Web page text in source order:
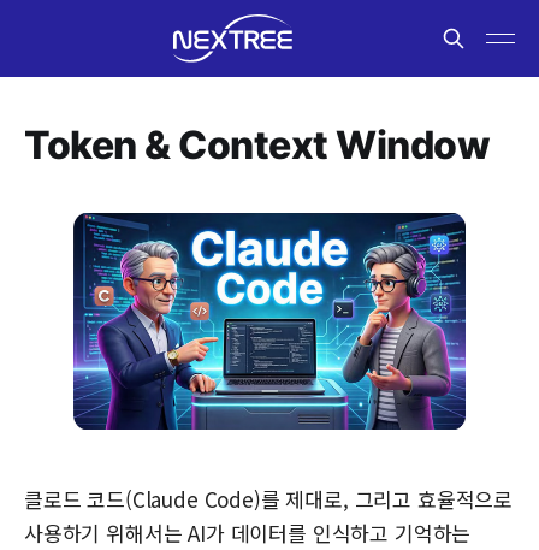
Token & Context Window
클로드 코드(Claude Code)를 제대로, 그리고 효율적으로
사용하기 위해서는 AI가 데이터를 인식하고 기억하는